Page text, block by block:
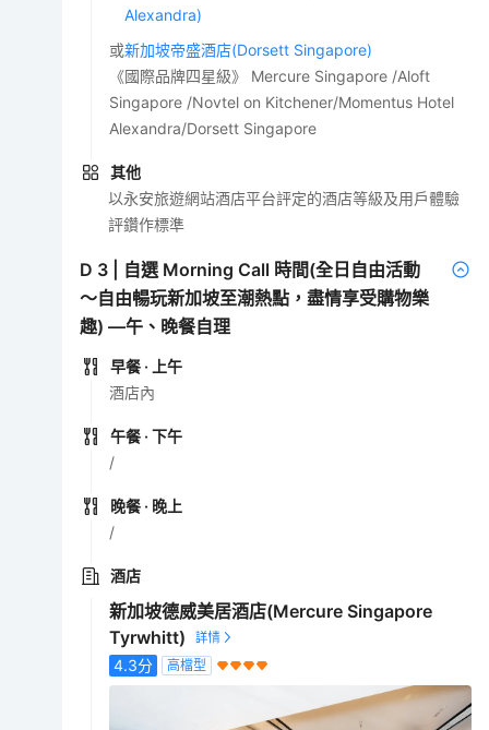
Alexandra)
或新加坡帝盛酒店(Dorsett Singapore)
《國際品牌四星級》 Mercure Singapore /Aloft
Singapore /Novtel on Kitchener/Momentus Hotel
Alexandra/Dorsett Singapore
其他
以永安旅遊網站酒店平台評定的酒店等級及用戶體驗
評鑽作標準
D 3
自選 Morning Call 時間(全日自由活動
～自由暢玩新加坡至潮熱點，盡情享受購物樂
趣) —午、晚餐自理
早餐 · 上午
酒店內
午餐 · 下午
/
晚餐 · 晚上
/
酒店
新加坡德威美居酒店(Mercure Singapore
Tyrwhitt)
4.3分 高檔型